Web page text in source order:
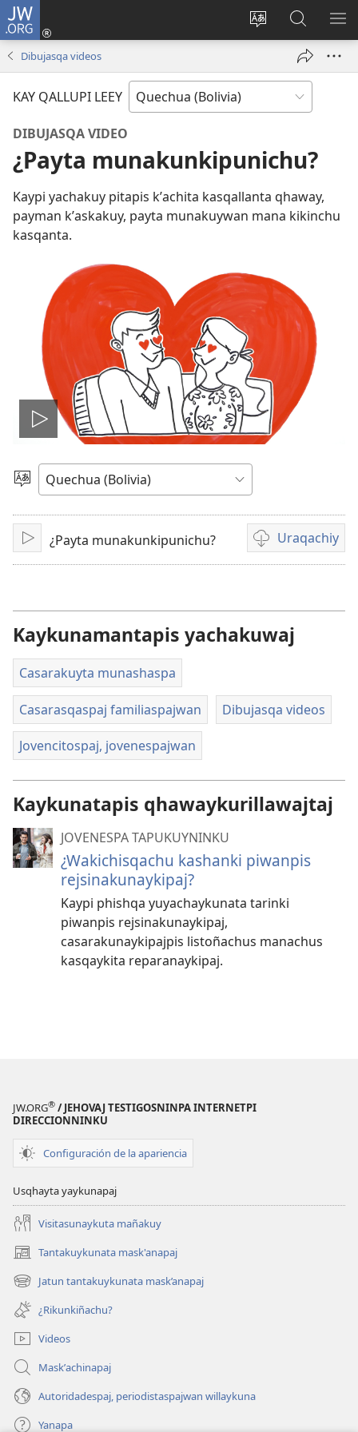
JW.ORG
Change
language
Yaykunapaj
(opens
JW.ORG
nisqapi
Dibujasqa videos
KAY QALLUPI LEEY
DIBUJASQA VIDEO
¿Payta munakunkipunichu?
Kaypi yachakuy pitapis kʼachita kasqallanta qhaway,
payman kʼaskakuy, payta munakuywan mana kikinchu
kasqanta.
Reproducir
video
Uj
qalluta
ajllay
Play¿Payta munakunkipunichu? Uraqachiy
Videota
uraqachinapaj
Kaykunamantapis yachakuwaj
Casarakuyta munashaspa
Casarasqaspaj familiaspajwan Dibujasqa videos
Jovencitospaj, jovenespajwan
Kaykunatapis qhawaykurillawajtaj
JOVENESPA TAPUKUYNINKU
¿Wakichisqachu kashanki piwanpis
rejsinakunaykipaj?
Kaypi phishqa yuyachaykunata tarinki
piwanpis rejsinakunaykipaj,
casarakunaykipajpis listoñachus manachus
kasqaykita reparanaykipaj.
JW.ORG® / JEHOVAJ TESTIGOSNINPA INTERNETPI
DIRECCIONNINKU
Configuración de la apariencia
Usqhayta yaykunapaj
Visitasunaykuta mañakuy
Tantakuykunata mask'anapaj
(opens
new
window)
Jatun tantakuykunata mask’anapaj
(opens
new
window)
¿Rikunkiñachu?
Videos
Maskʼachinapaj
Autoridadespaj, periodistaspajwan willaykuna
Yanapa